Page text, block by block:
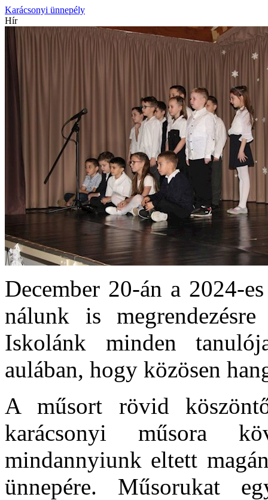
Karácsonyi ünnepély
Hír
December 20-án a 2024-
nálunk is
Iskolánk minden
aulában, hogy közösen
A műsort rövid
karácsonyi műsora
mindannyiunk eltett
ünnepére. Műsorukat